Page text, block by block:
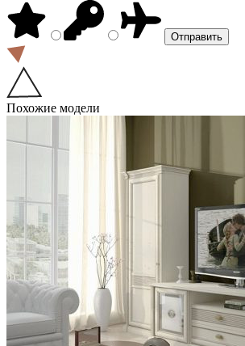
Похожие модели